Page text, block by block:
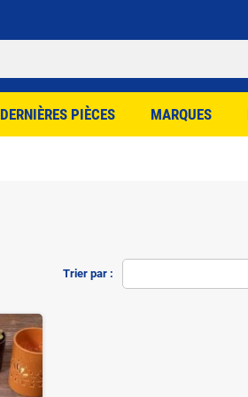
DERNIÈRES PIÈCES MARQUES
Trier par :